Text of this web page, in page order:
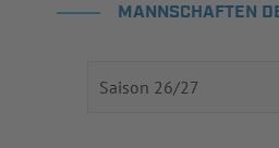
MANNSCHAFTEN